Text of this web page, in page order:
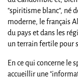
"spiritisme blanc", né
moderne, le français
du pays et dans les
un terrain fertile pour
En ce qui concerne le
accueillir une